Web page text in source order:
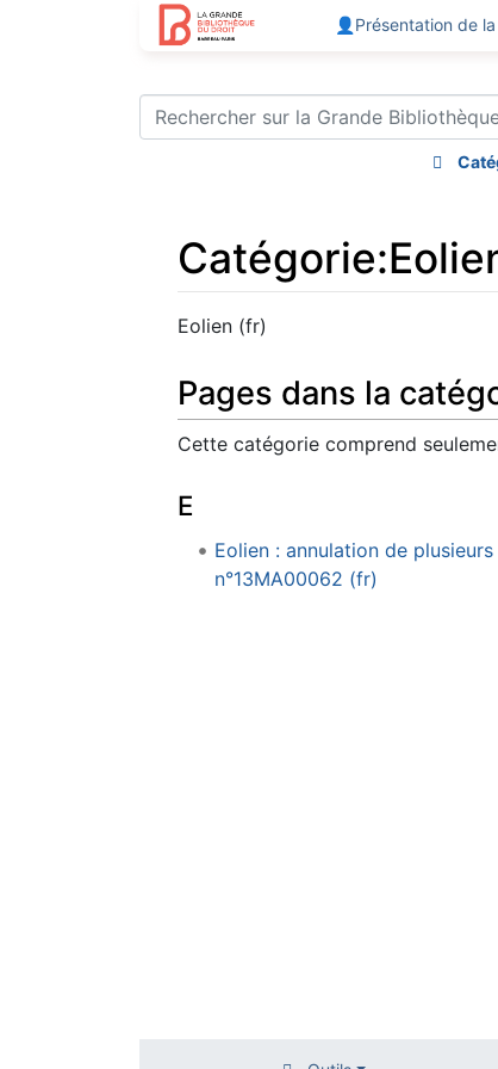
👤Présentation de la
Catégorie:
Aller à :navigation
Eolien (fr)
Pages dans la
Cette catégorie comprend
E
Eolien : annulation de
n°13MA00062 (fr)